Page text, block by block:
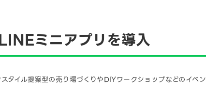
ミニアプリを導入
イル提案型の売り場づくりやDIYワークショップなどのイベン